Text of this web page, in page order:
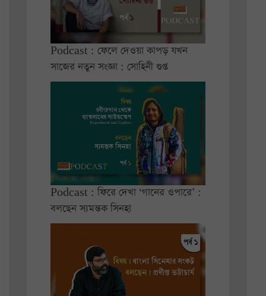
Podcast : ফেলে দেওয়া কাপড় যখন
সাজের নতুন সংজ্ঞা : সোহিনী গুপ্ত
Podcast : ফিরে দেখা ‘গানের ওপারে’ :
বলছেন স্যমন্তক সিনহা